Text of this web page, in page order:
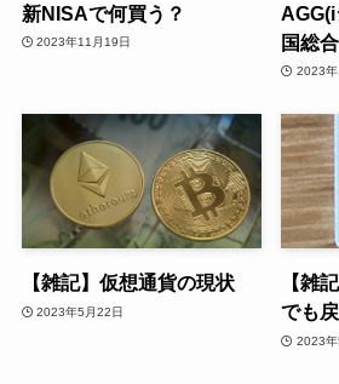
新NISAで何買う？
2023年11月19日
国総
2023年
【雑記】仮想通貨の現状
2023年5月22日
【雑
でも
2023年